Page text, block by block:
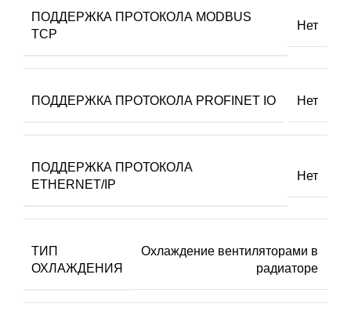
ПОДДЕРЖКА ПРОТОКОЛА MODBUS
TCP
Нет
ПОДДЕРЖКА ПРОТОКОЛА PROFINET IO Нет
ПОДДЕРЖКА ПРОТОКОЛА
ETHERNET/IP
Нет
ТИП
ОХЛАЖДЕНИЯ
Охлаждение вентиляторами в
радиаторе